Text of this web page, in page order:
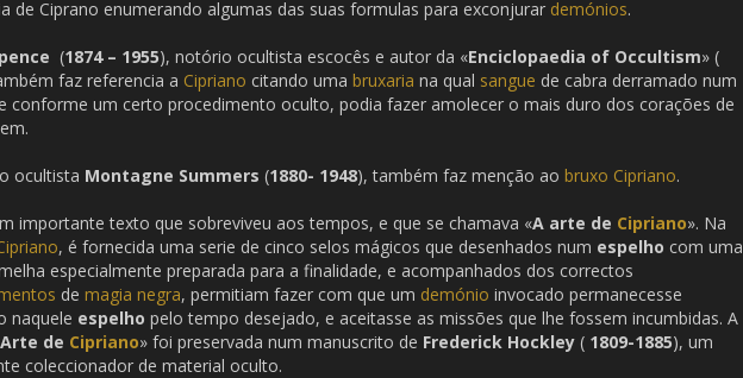
de Ciprano enumerando algumas das suas formulas para exconjurar demónios.
(1874 – 1955), notório ocultista escocês e autor da «Enciclopaedia of Occultism» (
faz referencia a Cipriano citando uma bruxaria na qual sangue de cabra derramado num
conforme um certo procedimento oculto, podia fazer amolecer o mais duro dos corações de
ocultista Montagne Summers (1880- 1948), também faz menção ao bruxo Cipriano.
importante texto que sobreviveu aos tempos, e que se chamava «A arte de Cipriano». Na
, é fornecida uma serie de cinco selos mágicos que desenhados num espelho com uma
especialmente preparada para a finalidade, e acompanhados dos correctos
de magia negra, permitiam fazer com que um demónio invocado permanecesse
naquele espelho pelo tempo desejado, e aceitasse as missões que lhe fossem incumbidas. A
de Cipriano» foi preservada num manuscrito de Frederick Hockley ( 1809-1885), um
coleccionador de material oculto.